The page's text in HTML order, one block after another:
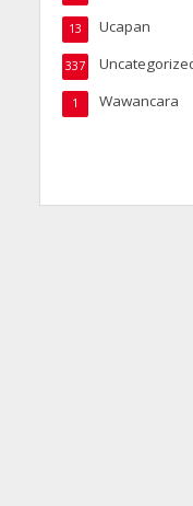
Ucapan
13
337
Wawancara
1